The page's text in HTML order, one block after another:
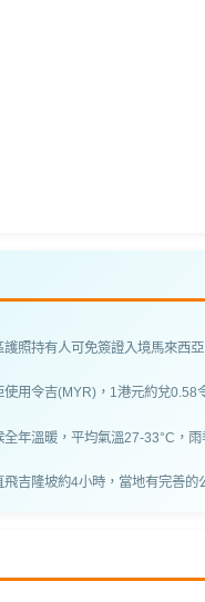
護照持有人可免簽證入境馬來西
使用令吉(MYR)，1港元約兌0.58
全年溫暖，平均氣溫27-33°C，雨
飛吉隆坡約4小時，當地有完善的